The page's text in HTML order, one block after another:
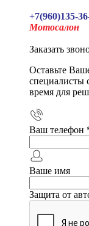
+7(960)135-
Мотосалон
Заказать
Оставьте
специалисты
время для
Ваш телефон
Ваше имя
Защита от